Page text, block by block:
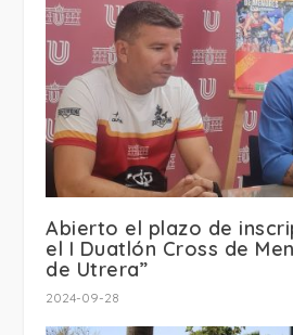
Abierto el plazo de
el I Duatlón Cross de
de Utrera”
2024-09-28